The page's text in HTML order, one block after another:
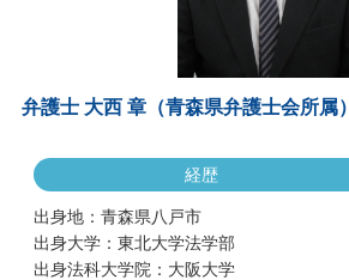
弁護士 大西 章（青森県弁護士会所属）
経歴
出身地：青森県八戸市
出身大学：東北大学法学部
出身法科大学院：大阪大学